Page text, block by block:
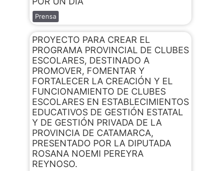
Prensa
PROYECTO PARA CREAR EL
PROGRAMA PROVINCIAL DE CLUBES
ESCOLARES, DESTINADO A
PROMOVER, FOMENTAR Y
FORTALECER LA CREACIÓN Y EL
FUNCIONAMIENTO DE CLUBES
ESCOLARES EN ESTABLECIMIENTOS
EDUCATIVOS DE GESTIÓN ESTATAL
Y DE GESTIÓN PRIVADA DE LA
PROVINCIA DE CATAMARCA,
PRESENTADO POR LA DIPUTADA
ROSANA NOEMI PEREYRA
REYNOSO.